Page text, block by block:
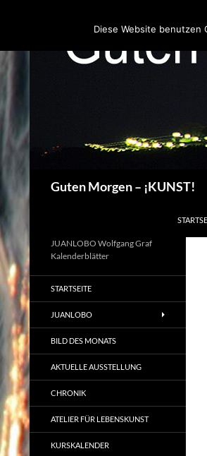
Guten Morgen – ¡KUNST!
JUANLOBO Wolfgang Graf
Kalenderblätter
STARTSEITE
JUANLOBO
BILD DES MONATS
AKTUELLE AUSSTELLUNG
CHRONIK
ATELIER FÜR LEBENSKUNST
KURSKALENDER
Diese Website benutzen